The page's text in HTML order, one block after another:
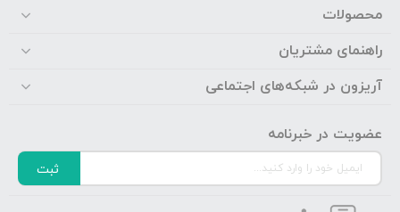
محصولات
راهنمای مشتریان
آریزون در شبکه‌های اجتماعی
عضویت در خبرنامه
ثبت